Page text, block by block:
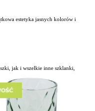
estetyka jasnych kolorów i
jak i wszelkie inne szklanki,